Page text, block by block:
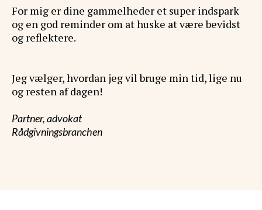
For mig er dine gammelheder et super indspark
og en god reminder om at huske at være bevidst
og reflektere.
Jeg vælger, hvordan jeg vil bruge min tid, lige nu
og resten af dagen!
Partner, advokat
Rådgivningsbranchen